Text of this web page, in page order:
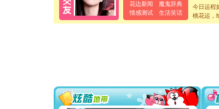
花边新闻
魔鬼辞典
情感测试
生活笑话
[元旦]当
泣，这痛
你太多，
要平安
[圣诞节]
今日运程
桃花运，